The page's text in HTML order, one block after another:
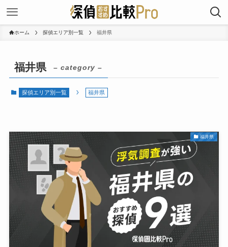
ホーム 探偵エリア別一覧 福井県
福井県 – category –
探偵エリア別一覧 福井県
福井県